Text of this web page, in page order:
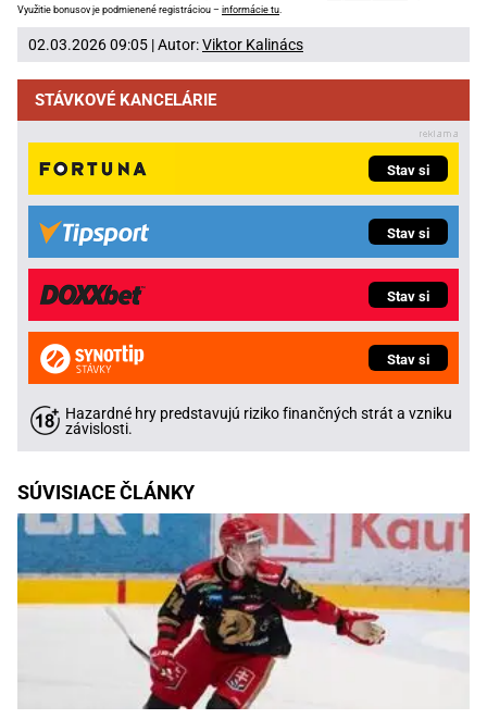
Využitie bonusov je podmienené registráciou – informácie tu
02.03.2026 09:05 | Autor:Viktor Kalinács
STÁVKOVÉ KANCELÁRIE
Stav si
Stav si
Stav si
Stav si
Hazardné hry predstavujú riziko finančných strát a vzniku
závislosti.
SÚVISIACE ČLÁNKY